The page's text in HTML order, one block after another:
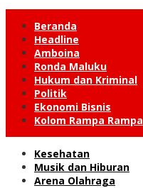
Beranda
Headline
Amboina
Ronda Maluku
Hukum dan Kriminal
Politik
Ekonomi Bisnis
Kolom Rampa Rampa
Kesehatan
Musik dan Hiburan
Arena Olahraga